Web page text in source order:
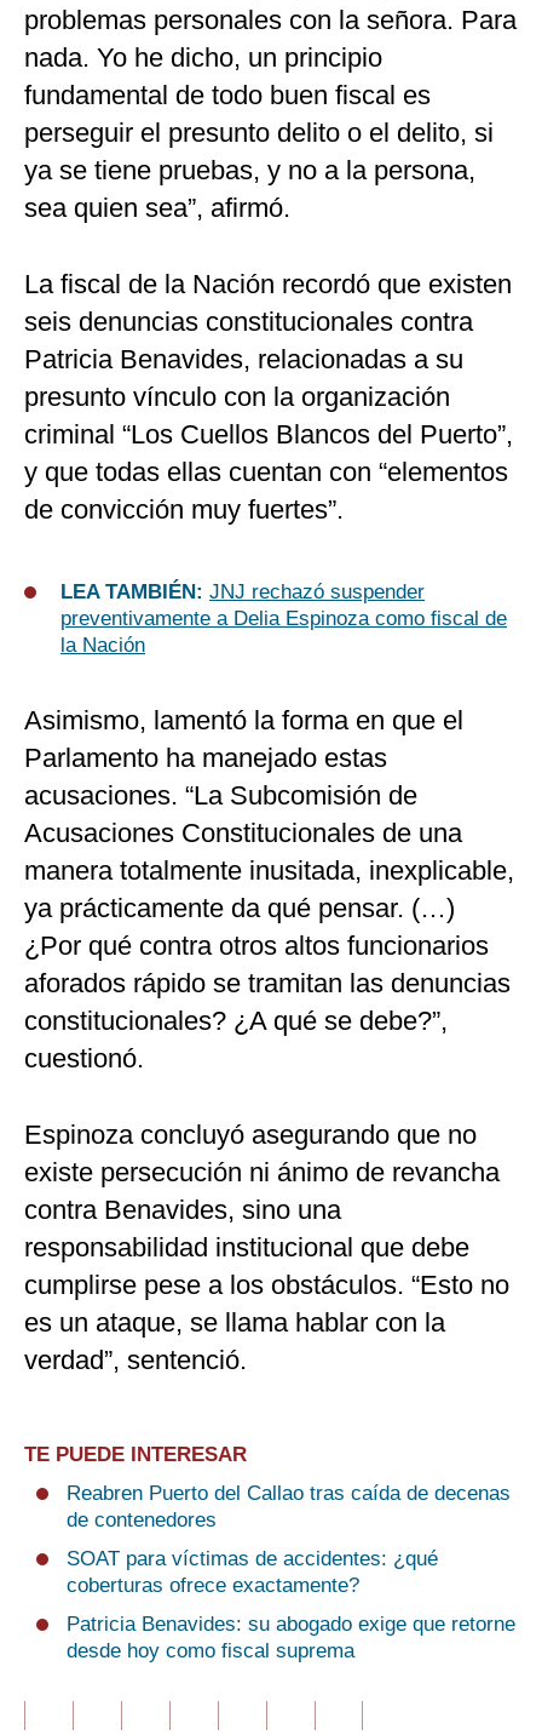
problemas personales con la señora. Para
nada. Yo he dicho, un principio
fundamental de todo buen fiscal es
perseguir el presunto delito o el delito, si
ya se tiene pruebas, y no a la persona,
sea quien sea”, afirmó.
La fiscal de la Nación recordó que existen
seis denuncias constitucionales contra
Patricia Benavides, relacionadas a su
presunto vínculo con la organización
criminal “Los Cuellos Blancos del Puerto”,
y que todas ellas cuentan con “elementos
de convicción muy fuertes”.
LEA TAMBIÉN: JNJ rechazó suspender
preventivamente a Delia Espinoza como fiscal de
la Nación
Asimismo, lamentó la forma en que el
Parlamento ha manejado estas
acusaciones. “La Subcomisión de
Acusaciones Constitucionales de una
manera totalmente inusitada, inexplicable,
ya prácticamente da qué pensar. (…)
¿Por qué contra otros altos funcionarios
aforados rápido se tramitan las denuncias
constitucionales? ¿A qué se debe?”,
cuestionó.
Espinoza concluyó asegurando que no
existe persecución ni ánimo de revancha
contra Benavides, sino una
responsabilidad institucional que debe
cumplirse pese a los obstáculos. “Esto no
es un ataque, se llama hablar con la
verdad”, sentenció.
TE PUEDE INTERESAR
Reabren Puerto del Callao tras caída de decenas
de contenedores
SOAT para víctimas de accidentes: ¿qué
coberturas ofrece exactamente?
Patricia Benavides: su abogado exige que retorne
desde hoy como fiscal suprema